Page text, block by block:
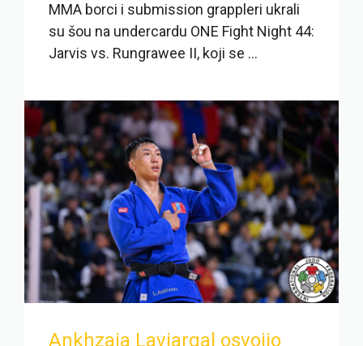
MMA borci i submission grappleri ukrali
su šou na undercardu ONE Fight Night 44:
Jarvis vs. Rungrawee II, koji se ...
Ankhzaia Lavjargal osvojio